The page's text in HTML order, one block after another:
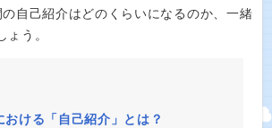
自己紹介はどのくらいになるのか、一緒
ょう。
おける「自己紹介」とは？